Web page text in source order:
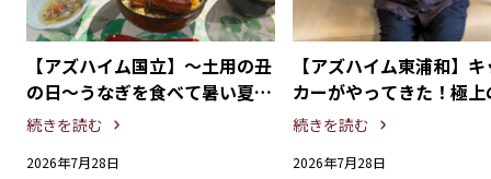
【アズハイム国立】〜土用の丑
の日〜うなぎを食べて暑い夏を
乗りきろう！
続きを読む
2026年7月28日
【アズハイム東浦和】
カーがやってきた！極
つタイムを満喫
続きを読む
2026年7月28日